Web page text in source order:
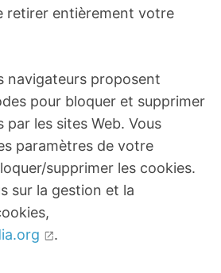
retirer entièrement votre
navigateurs proposent
pour bloquer et supprimer
par les sites Web. Vous
paramètres de votre
supprimer les cookies.
sur la gestion et la
.